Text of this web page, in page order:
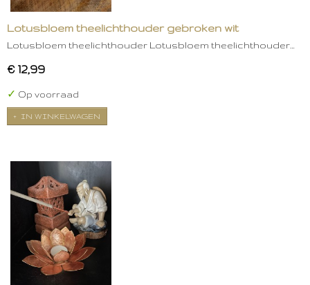
Lotusbloem theelichthouder gebroken wit
Lotusbloem theelichthouder Lotusbloem theelichthouder…
€ 12,99
✓ Op voorraad
IN WINKELWAGEN